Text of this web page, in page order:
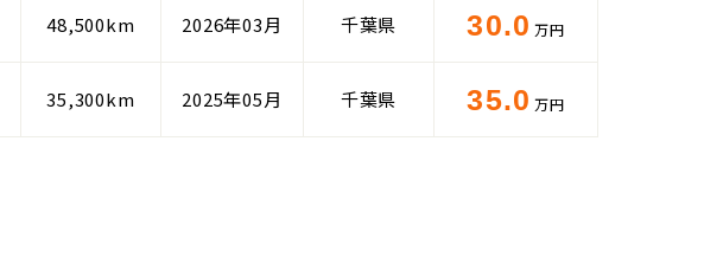
48,500km 2026年03月 千葉県 30.0 万円
35,300km 2025年05月 千葉県 35.0 万円